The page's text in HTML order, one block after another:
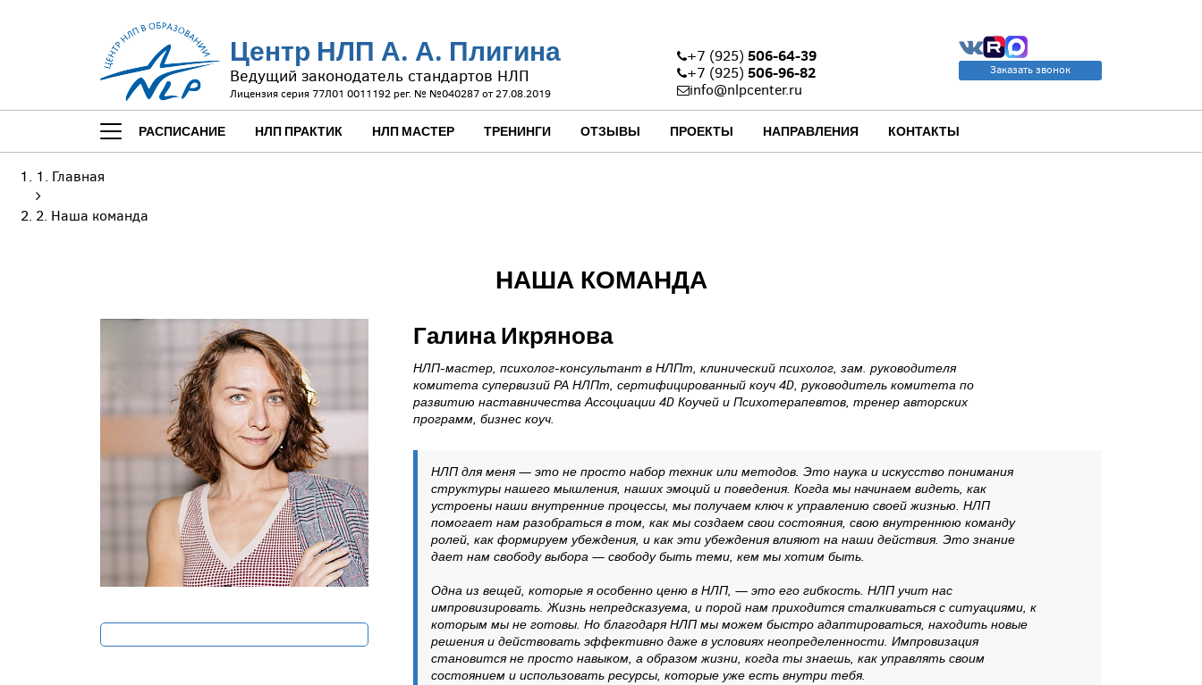
Центр НЛП А. А. Плигина
Ведущий законодатель стандартов НЛП
Лицензия серия 77Л01 0011192 рег. № №040287 от 27.08.2019
+7 (925) 506-64-39
+7 (925) 506-96-82
info@nlpcenter.ru
Заказать звонок
РАСПИСАНИЕ НЛП ПРАКТИК НЛП МАСТЕР ТРЕНИНГИ ОТЗЫВЫ ПРОЕКТЫ НАПРАВЛЕНИЯ КОНТАКТЫ
Главная
Наша команда
НАША КОМАНДА
Галина Икрянова
НЛП-мастер, психолог-консультант в НЛПт, клинический психолог, зам. руководителя
комитета супервизий РА НЛПт, сертифицированный коуч 4D, руководитель комитета по
развитию наставничества Ассоциации 4D Коучей и Психотерапевтов, тренер авторских
программ, бизнес коуч.
НЛП для меня — это не просто набор техник или методов. Это наука и искусство понимания
структуры нашего мышления, наших эмоций и поведения. Когда мы начинаем видеть, как
устроены наши внутренние процессы, мы получаем ключ к управлению своей жизнью. НЛП
помогает нам разобраться в том, как мы создаем свои состояния, свою внутреннюю команду
ролей, как формируем убеждения, и как эти убеждения влияют на наши действия. Это знание
дает нам свободу выбора — свободу быть теми, кем мы хотим быть.
Одна из вещей, которые я особенно ценю в НЛП, — это его гибкость. НЛП учит нас
импровизировать. Жизнь непредсказуема, и порой нам приходится сталкиваться с ситуациями, к
которым мы не готовы. Но благодаря НЛП мы можем быстро адаптироваться, находить новые
решения и действовать эффективно даже в условиях неопределенности. Импровизация
становится не просто навыком, а образом жизни, когда ты знаешь, как управлять своим
состоянием и использовать ресурсы, которые уже есть внутри тебя.